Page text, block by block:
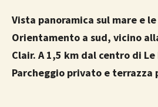
Vista panoramica sul mare e
Orientamento a sud, vicino
Clair. A 1,5 km dal centro di
Parcheggio privato e terrazza